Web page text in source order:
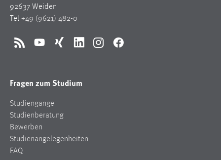
92637 Weiden
Tel +49 (9621) 482-0
RSS YouTubeXing LinkedInInstagramFacebook
Fragen zum Studium
Studiengänge
Studienberatung
Bewerben
Studienangelegenheiten
FAQ